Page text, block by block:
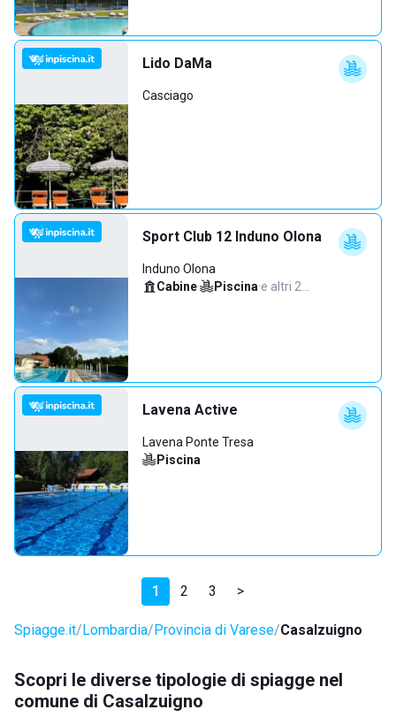
Lido DaMa
Casciago
Sport Club 12 Induno Olona
Induno Olona
Cabine· Piscina·e altri 2…
Lavena Active
Lavena Ponte Tresa
Piscina
1 2 3 >
Spiagge.it Lombardia Provincia di Varese Casalzuigno
Scopri le diverse tipologie di spiagge nel
comune di Casalzuigno